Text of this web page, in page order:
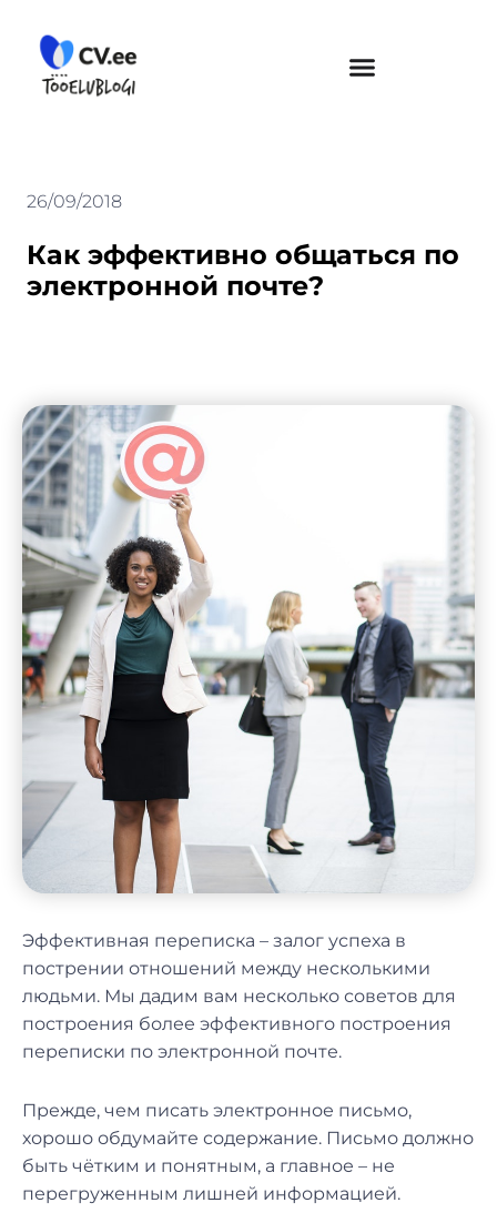
content
26/09/2018
Как эффективно общаться по
электронной почте?
Эффективная переписка – залог успеха в
пострении отношений между несколькими
людьми. Мы дадим вам несколько советов для
построения более эффективного построения
переписки по электронной почте.
Прежде, чем писать электронное письмо,
хорошо обдумайте содержание. Письмо должно
быть чётким и понятным, а главное – не
перегруженным лишней информацией.